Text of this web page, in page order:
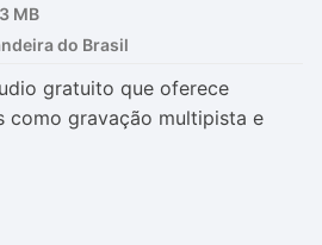
MB
gratuito que oferece
como gravação multipista e